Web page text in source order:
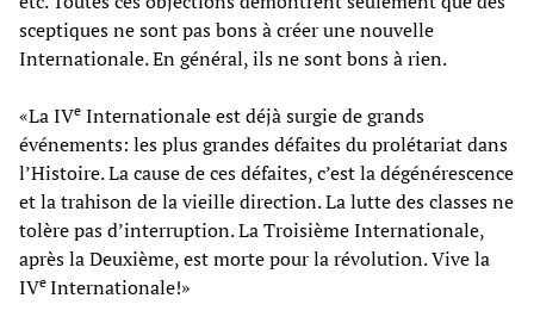
sceptiques ne sont pas bons à créer une nouvelle
Internationale. En général, ils ne sont bons à rien.
«La IVe Internationale est déjà surgie de grands
événements: les plus grandes défaites du prolétariat dans
l’Histoire. La cause de ces défaites, c’est la dégénérescence
et la trahison de la vieille direction. La lutte des classes ne
tolère pas d’interruption. La Troisième Internationale,
après la Deuxième, est morte pour la révolution. Vive la
IVe Internationale!»